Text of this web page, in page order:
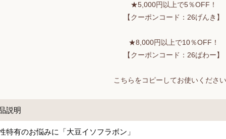
★5,000円以上で5％OFF！
【クーポンコード：26げんき】
★8,000円以上で10％OFF！
【クーポンコード：26ぱわー】
こちらをコピーしてお使いくださ
説明
特有のお悩みに「大豆イソフラボン」